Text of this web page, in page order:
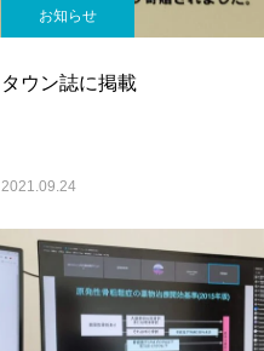
お知らせ
タウン誌に掲載
2021.09.24